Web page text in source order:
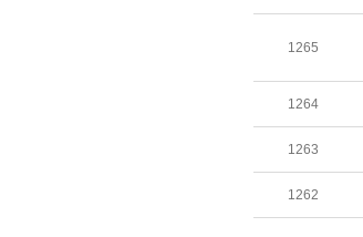
1265
1264
1263
1262